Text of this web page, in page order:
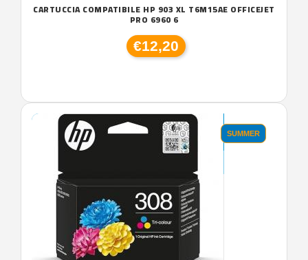
CARTUCCIA COMPATIBILE HP 903 XL T6M15AE OFFICEJET
PRO 6960 6
€12,20
SUMMER